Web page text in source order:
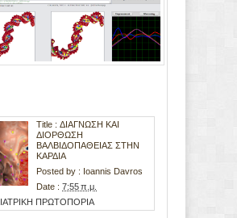
Title : ΔΙΑΓΝΩΣΗ ΚΑΙ
ΔΙΟΡΘΩΣΗ
ΒΑΛΒΙΔΟΠΑΘΕΙΑΣ ΣΤΗΝ
ΚΑΡΔΙΑ
Posted by : Ioannis Davros
Date : 7:55 π.μ.
ΙΑΤΡΙΚΗ ΠΡΩΤΟΠΟΡΙΑ